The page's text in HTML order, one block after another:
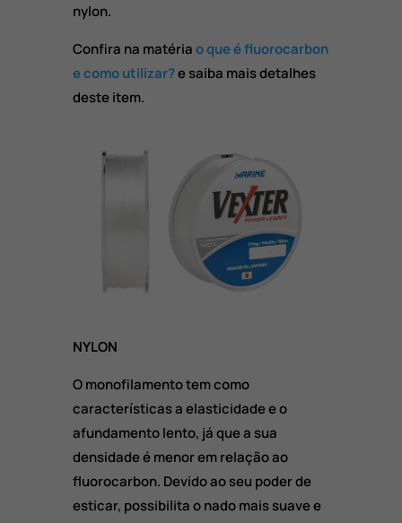
nylon.
Confira na matériao que é fluorocarbon
e como utilizar?e saiba mais detalhes
deste item.
NYLON
O monofilamento tem como
características a elasticidade e o
afundamento lento, já que a sua
densidade é menor em relação ao
fluorocarbon. Devido ao seu poder de
esticar, possibilita o nado mais suave e